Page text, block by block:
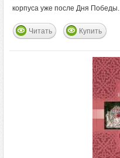
корпуса уже после Дня Победы.
Читать Купить